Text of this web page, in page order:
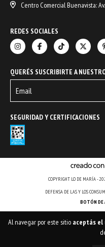
Al navegar por este sitio aceptás el
Centro Comercial Buenavista:
REDES SOCIALES
QUERÉS SUSCRIBIRTE A
SEGURIDAD Y CERTIFICACIONES
COPYRIGHT LO DE MARÍA -
DEFENSA DE LAS Y LOS
BOTÓN DE